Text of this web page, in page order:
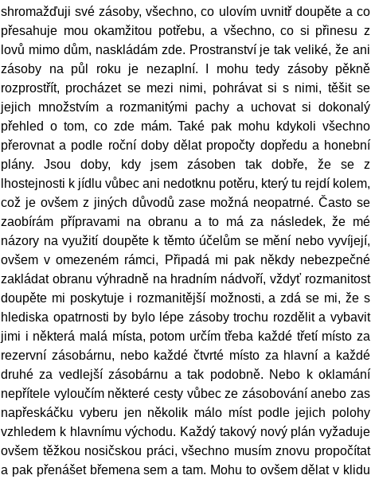
shromažďuji své zásoby, všechno, co ulovím uvnitř doupěte a co
přesahuje mou okamžitou potřebu, a všechno, co si přinesu z
lovů mimo dům, naskládám zde. Prostranství je tak veliké, že ani
zásoby na půl roku je nezaplní. I mohu tedy zásoby pěkně
rozprostřít, procházet se mezi nimi, pohrávat si s nimi, těšit se
jejich množstvím a rozmanitými pachy a uchovat si dokonalý
přehled o tom, co zde mám. Také pak mohu kdykoli všechno
přerovnat a podle roční doby dělat propočty dopředu a honební
plány. Jsou doby, kdy jsem zásoben tak dobře, že se z
lhostejnosti k jídlu vůbec ani nedotknu potěru, který tu rejdí kolem,
což je ovšem z jiných důvodů zase možná neopatrné. Často se
zaobírám přípravami na obranu a to má za následek, že mé
názory na využití doupěte k těmto účelům se mění nebo vyvíjejí,
ovšem v omezeném rámci, Připadá mi pak někdy nebezpečné
zakládat obranu výhradně na hradním nádvoří, vždyť rozmanitost
doupěte mi poskytuje i rozmanitější možnosti, a zdá se mi, že s
hlediska opatrnosti by bylo lépe zásoby trochu rozdělit a vybavit
jimi i některá malá místa, potom určím třeba každé třetí místo za
rezervní zásobárnu, nebo každé čtvrté místo za hlavní a každé
druhé za vedlejší zásobárnu a tak podobně. Nebo k oklamání
nepřítele vyloučím některé cesty vůbec ze zásobování anebo zas
napřeskáčku vyberu jen několik málo míst podle jejich polohy
vzhledem k hlavnímu východu. Každý takový nový plán vyžaduje
ovšem těžkou nosičskou práci, všechno musím znovu propočítat
a pak přenášet břemena sem a tam. Mohu to ovšem dělat v klidu